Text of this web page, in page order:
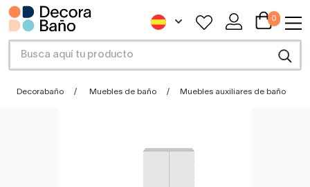
0
Decorabaño Muebles de baño Muebles auxiliares de baño